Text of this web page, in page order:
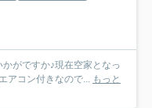
がですか♪現在空家となっ
アコン付きなので...
もっと